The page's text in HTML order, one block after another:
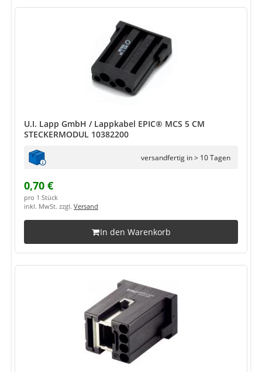
U.I. Lapp GmbH / Lappkabel EPIC® MCS 5 CM
STECKERMODUL 10382200
versandfertig in > 10 Tagen
0,70 €
pro 1 Stück
inkl. MwSt. zzgl. Versand
In den Warenkorb